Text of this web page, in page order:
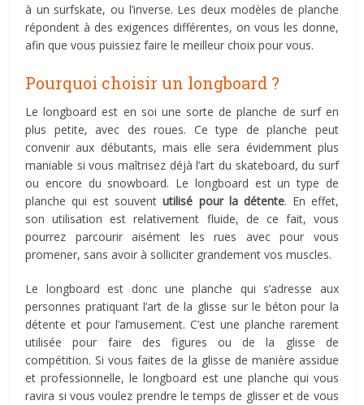
à un surfskate, ou l’inverse. Les deux modèles de planche
répondent à des exigences différentes, on vous les donne,
afin que vous puissiez faire le meilleur choix pour vous.
Pourquoi choisir un longboard ?
Le longboard est en soi une sorte de planche de surf en
plus petite, avec des roues. Ce type de planche peut
convenir aux débutants, mais elle sera évidemment plus
maniable si vous maîtrisez déjà l’art du skateboard, du surf
ou encore du snowboard. Le longboard est un type de
planche qui est souventutilisé pour la détente. En effet,
son utilisation est relativement fluide, de ce fait, vous
pourrez parcourir aisément les rues avec pour vous
promener, sans avoir à solliciter grandement vos muscles.
Le longboard est donc une planche qui s’adresse aux
personnes pratiquant l’art de la glisse sur le béton pour la
détente et pour l’amusement. C’est une planche rarement
utilisée pour faire des figures ou de la glisse de
compétition. Si vous faites de la glisse de manière assidue
et professionnelle, le longboard est une planche qui vous
ravira si vous voulez prendre le temps de glisser et de vous